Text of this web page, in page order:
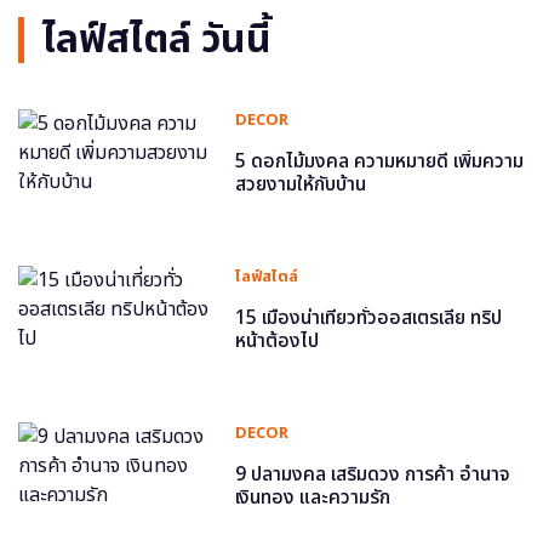
ไลฟ์สไตล์ วันนี้
DECOR
5 ดอกไม้มงคล ความหมายดี เพิ่มความ
สวยงามให้กับบ้าน
ไลฟ์สไตล์
15 เมืองน่าเที่ยวทั่วออสเตรเลีย ทริป
หน้าต้องไป
DECOR
9 ปลามงคล เสริมดวง การค้า อำนาจ
เงินทอง และความรัก